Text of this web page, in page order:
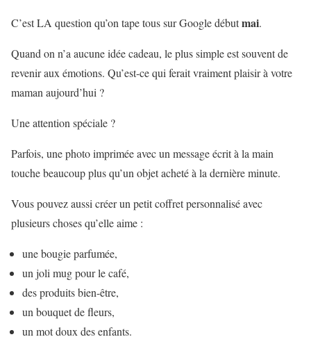
C’est LA question qu’on tape tous sur Google débutmai.
Quand on n’a aucune idée cadeau, le plus simple est souvent de
revenir aux émotions. Qu’est-ce qui ferait vraiment plaisir à votre
maman aujourd’hui ?
Une attention spéciale ?
Parfois, une photo imprimée avec un message écrit à la main
touche beaucoup plus qu’un objet acheté à la dernière minute.
Vous pouvez aussi créer un petit coffret personnalisé avec
plusieurs choses qu’elle aime :
une bougie parfumée,
un joli mug pour le café,
des produits bien-être,
un bouquet de fleurs,
un mot doux des enfants.